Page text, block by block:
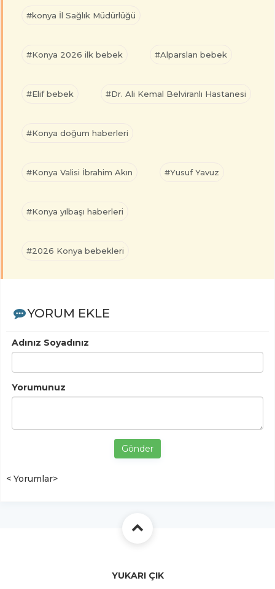
#konya İl Sağlık Müdürlüğü
#Konya 2026 ilk bebek #Alparslan bebek
#Elif bebek #Dr. Ali Kemal Belviranlı Hastanesi
#Konya doğum haberleri
#Konya Valisi İbrahim Akın #Yusuf Yavuz
#Konya yılbaşı haberleri
#2026 Konya bebekleri
YORUM EKLE
Adınız Soyadınız
Yorumunuz
Gönder
< Yorumlar>
YUKARI ÇIK